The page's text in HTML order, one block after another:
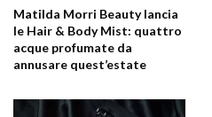
Matilda Morri Beauty lancia
le Hair & Body Mist: quattro
acque profumate da
annusare quest’estate